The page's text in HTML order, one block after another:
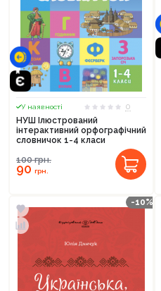
У наявності
0
НУШ Ілюстрований
інтерактивний орфографічний
словничок 1-4 класи
100грн.
90 грн.
-10%